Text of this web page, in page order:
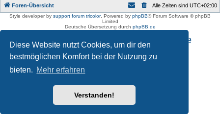
Diese Website nutzt Cookies, um dir den
bestmöglichen Komfort bei der Nutzung zu
bieten. Mehr erfahren
Verstanden!
Foren-Übersicht Alle Zeiten sind UTC+02:00
Style developer by support forum tricolor, Powered by phpBB® Forum Software © phpBB
Limited
Deutsche Übersetzung durch phpBB.de
Impressum und Datenschutzhinweise